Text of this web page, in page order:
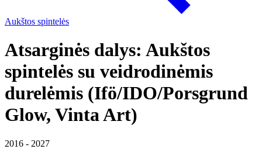
Aukštos spintelės
Atsarginės dalys: Aukštos
spintelės su veidrodinėmis
durelėmis (Ifö/IDO/Porsgrund
Glow, Vinta Art)
2016 - 2027